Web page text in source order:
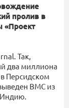
пролив в
«Проект
Так,
два миллиона
Персидском
ВМС из